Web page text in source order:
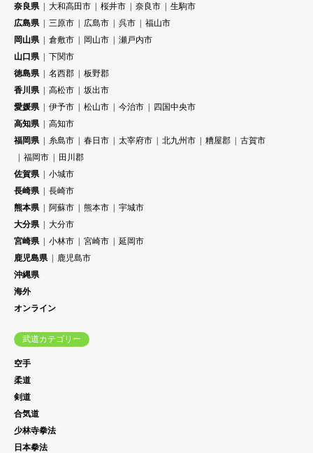
奈良県
大和高田市 桜井市 奈良市
生駒市
広島県
三原市 広島市 呉市
福山市
岡山県
倉敷市 岡山市
瀬戸内市
山口県
下関市
徳島県
名西郡
板野郡
香川県
高松市
坂出市
愛媛県
伊予市 松山市 今治市
四国中央市
高知県
高知市
福岡県
糸島市 春日市 太宰府市 北九州市 糟屋郡
古賀市
福岡市
田川郡
佐賀県
小城市
長崎県
長崎市
熊本県
阿蘇市 熊本市
宇城市
大分県
大分市
宮崎県
小林市 宮崎市
延岡市
鹿児島県
鹿児島市
沖縄県
海外
オンライン
武道カテゴリー
空手
柔道
剣道
合気道
少林寺拳法
日本拳法